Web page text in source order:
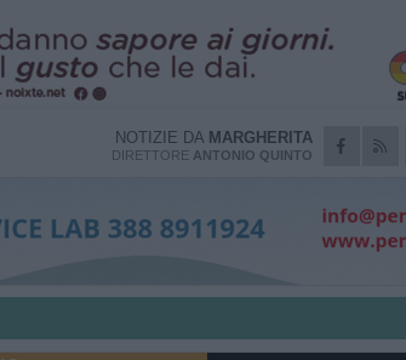
NOTIZIE DA MARGHERITA
DIRETTORE ANTONIO QUINTO